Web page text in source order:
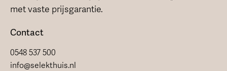
met vaste prijsgarantie.
Contact
0548 537 500
info@selekthuis.nl